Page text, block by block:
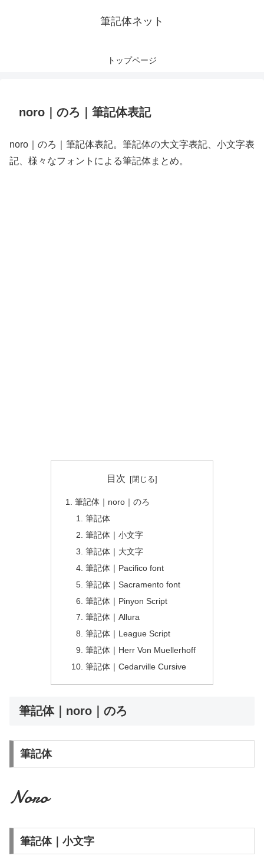
筆記体ネット
トップページ
noro｜のろ｜筆記体表記
noro｜のろ｜筆記体表記。筆記体の大文字表記、小文字表
記、様々なフォントによる筆記体まとめ。
目次
筆記体｜noro｜のろ
筆記体
筆記体｜小文字
筆記体｜大文字
筆記体｜Pacifico font
筆記体｜Sacramento font
筆記体｜Pinyon Script
筆記体｜Allura
筆記体｜League Script
筆記体｜Herr Von Muellerhoff
筆記体｜Cedarville Cursive
筆記体｜noro｜のろ
筆記体
Noro
筆記体｜小文字